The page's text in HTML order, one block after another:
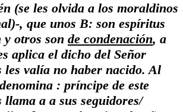
(se les olvida a los moraldinos
, que unosB: son espíritus
otros son de condenación, a
aplica el dicho del Señor
les valía no haber nacido. Al
: príncipe de este
llama a a sus seguidores/